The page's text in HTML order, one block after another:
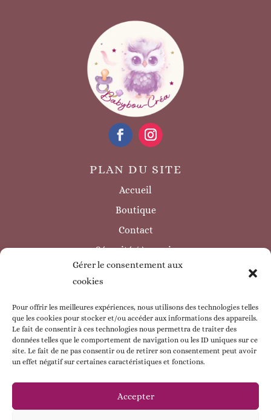
Gérer le consentement aux
cookies
Pour offrir les meilleures expériences, nous utilisons des technologies telles
que les cookies pour stocker et/ou accéder aux informations des appareils.
Le fait de consentir à ces technologies nous permettra de traiter des
données telles que le comportement de navigation ou les ID uniques sur ce
site. Le fait de ne pas consentir ou de retirer son consentement peut avoir
un effet négatif sur certaines caractéristiques et fonctions.
Accepter
PLAN DU SITE
Accueil
Boutique
Contact
Sécurité / à savoir
INFORMATIONS LÉGALES
Politique de confidentialité
Politique de cookie
CGV
ESPACE CLIENT